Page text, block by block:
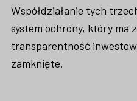
Współdziałanie tych
system ochrony, który ma
transparentność
zamknięte.